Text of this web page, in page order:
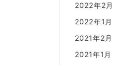
2022年2月
2022年1月
2021年2月
2021年1月